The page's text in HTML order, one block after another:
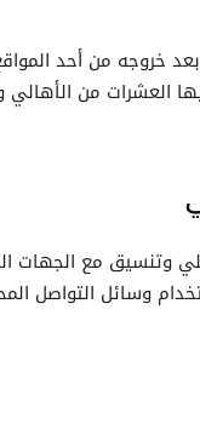
خروجه من أحد
العشرات من الأهالي
وتنسيق مع الجهات
وسائل التواصل